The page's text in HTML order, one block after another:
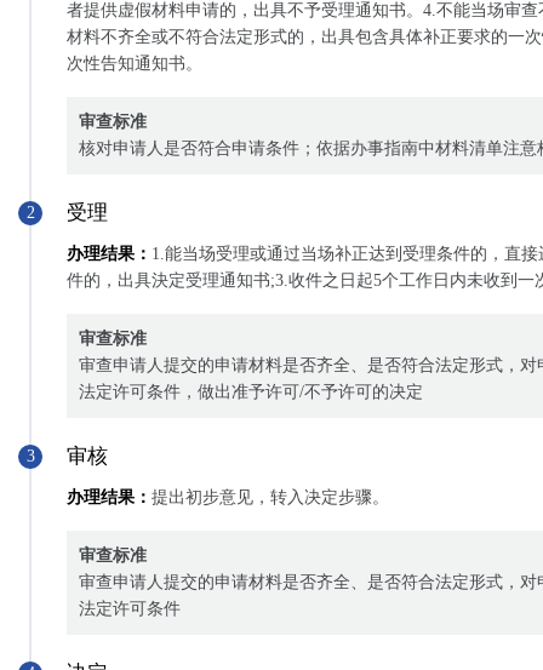
者提供虚假材料申请的，出具不予受理通知书。4.不能当场审
材料不齐全或不符合法定形式的，出具包含具体补正要求的一
次性告知通知书。
审查标准
核对申请人是否符合申请条件；依据办事指南中材料清单注
2 受理
办理结果： 1.能当场受理或通过当场补正达到受理条件的，直
件的，出具決定受理通知书;3.收件之日起5个工作日内未收到
审查标准
审查申请人提交的申请材料是否齐全、是否符合法定形式，
法定许可条件，做出准予许可/不予许可的决定
3 审核
办理结果： 提出初步意见，转入决定步骤。
审查标准
审查申请人提交的申请材料是否齐全、是否符合法定形式，
法定许可条件